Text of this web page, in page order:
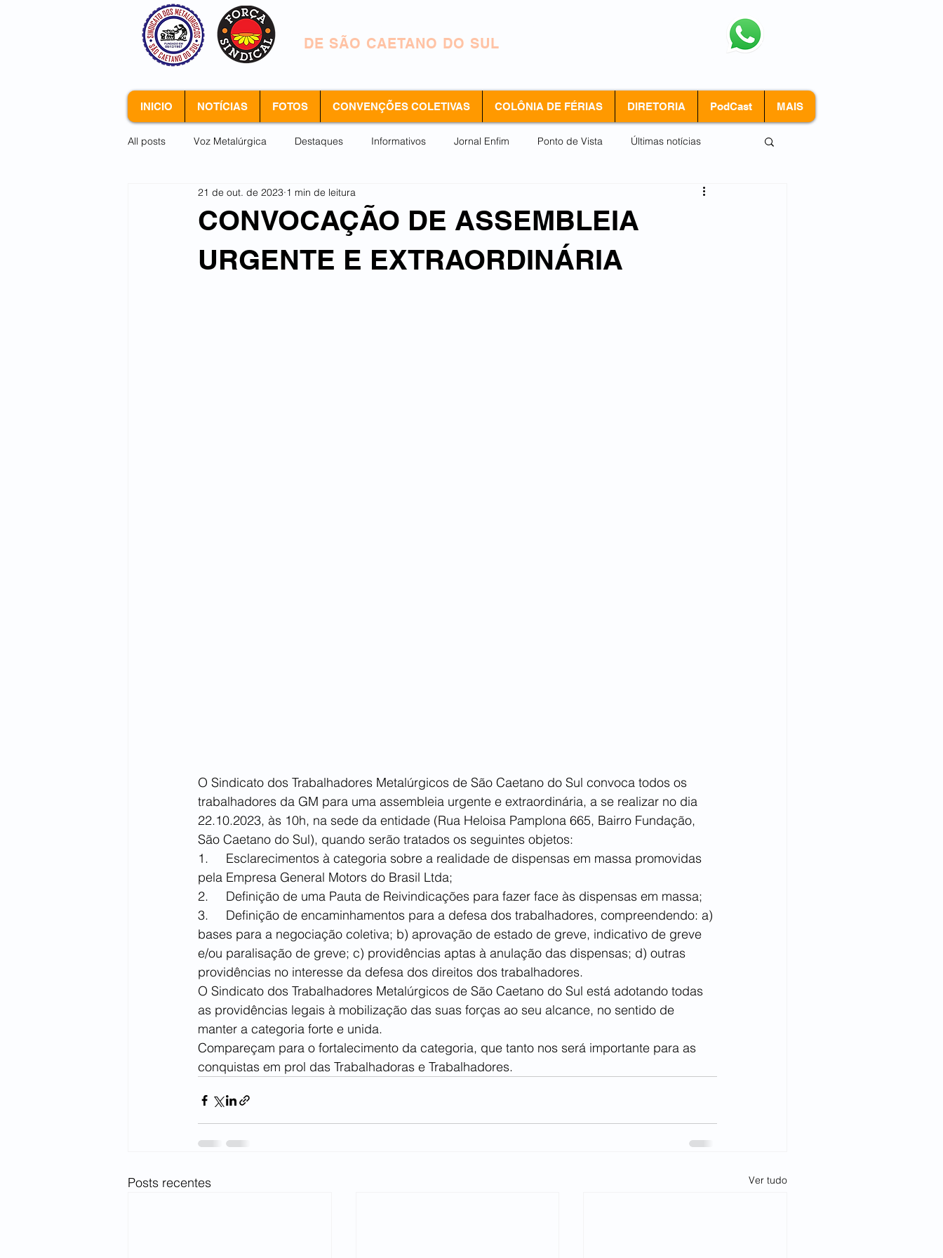
DE SÃO CAETANO DO SUL
INICIO NOTÍCIAS FOTOS CONVENÇÕES COLETIVAS COLÔNIA DE FÉRIAS DIRETORIA PodCast MAIS
All posts Voz Metalúrgica Destaques Informativos Jornal Enfim Ponto de Vista Últimas notícias
Arquivo morto
CONVOCAÇÃO DE ASSEMBLEIA
URGENTE E EXTRAORDINÁRIA
21 de out. de 2023 1 min de leitura
O Sindicato dos Trabalhadores Metalúrgicos de São Caetano do Sul convoca todos os
trabalhadores da GM para uma assembleia urgente e extraordinária, a se realizar no dia
22.10.2023, às 10h, na sede da entidade (Rua Heloisa Pamplona 665, Bairro Fundação,
São Caetano do Sul), quando serão tratados os seguintes objetos:
1.	Esclarecimentos à categoria sobre a realidade de dispensas em massa promovidas
pela Empresa General Motors do Brasil Ltda;
2.	Definição de uma Pauta de Reivindicações para fazer face às dispensas em massa;
3.	Definição de encaminhamentos para a defesa dos trabalhadores, compreendendo: a)
bases para a negociação coletiva; b) aprovação de estado de greve, indicativo de greve
e/ou paralisação de greve; c) providências aptas à anulação das dispensas; d) outras
providências no interesse da defesa dos direitos dos trabalhadores.
O Sindicato dos Trabalhadores Metalúrgicos de São Caetano do Sul está adotando todas
as providências legais à mobilização das suas forças ao seu alcance, no sentido de
manter a categoria forte e unida.
Compareçam para o fortalecimento da categoria, que tanto nos será importante para as
conquistas em prol das Trabalhadoras e Trabalhadores.
Posts recentes Ver tudo